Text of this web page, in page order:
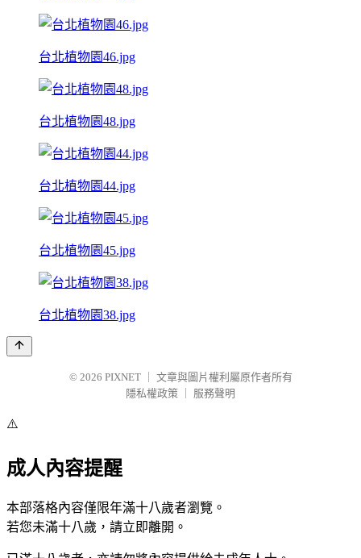
台北植物園46.jpg
台北植物園48.jpg
台北植物園44.jpg
台北植物園45.jpg
台北植物園38.jpg
© 2026 PIXNET
文章與圖片權利屬原作者所有
隱私權政策
服務聲明
⚠️
成人內容提醒
本部落格內容僅限年滿十八歲者瀏覽。
若您未滿十八歲，請立即離開。